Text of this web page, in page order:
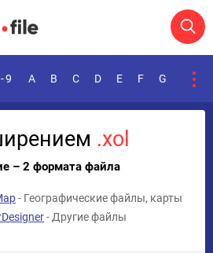
9 A B C D E F G
.xol
– 2 формата файла
- Географические файлы, карты
- Другие файлы